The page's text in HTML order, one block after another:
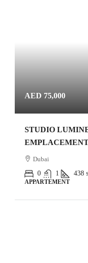
AED 75,000
STUDIO
Dubai
0
1 438
APPARTEMENT